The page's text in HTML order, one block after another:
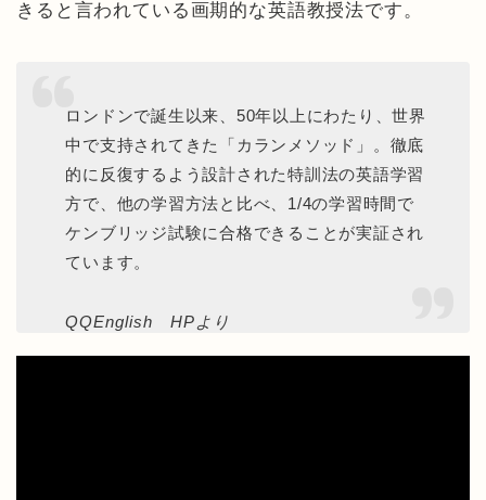
きると言われている画期的な英語教授法です。
ロンドンで誕生以来、50年以上にわたり、世界
中で支持されてきた「カランメソッド」。徹底
的に反復するよう設計された特訓法の英語学習
方で、他の学習方法と比べ、1/4の学習時間で
ケンブリッジ試験に合格できることが実証され
ています。
QQEnglish HPより